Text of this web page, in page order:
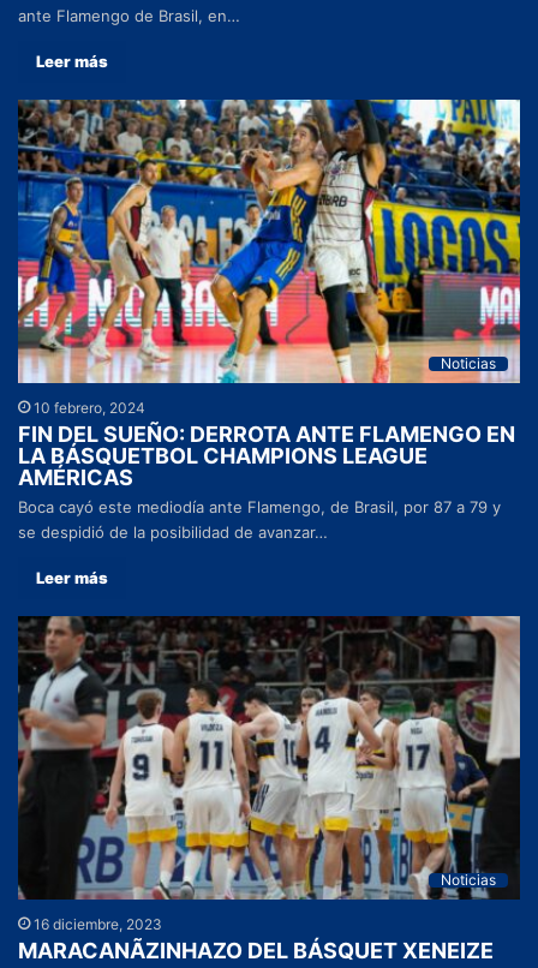
ante Flamengo de Brasil, en…
Leer más
Noticias
10 febrero, 2024
FIN DEL SUEÑO: DERROTA ANTE FLAMENGO EN
LA BÁSQUETBOL CHAMPIONS LEAGUE
AMÉRICAS
Boca cayó este mediodía ante Flamengo, de Brasil, por 87 a 79 y
se despidió de la posibilidad de avanzar…
Leer más
Noticias
16 diciembre, 2023
MARACANÃZINHAZO DEL BÁSQUET XENEIZE